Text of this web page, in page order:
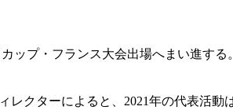
ップ・フランス大会出場へまい進する。
クターによると、2021年の代表活動